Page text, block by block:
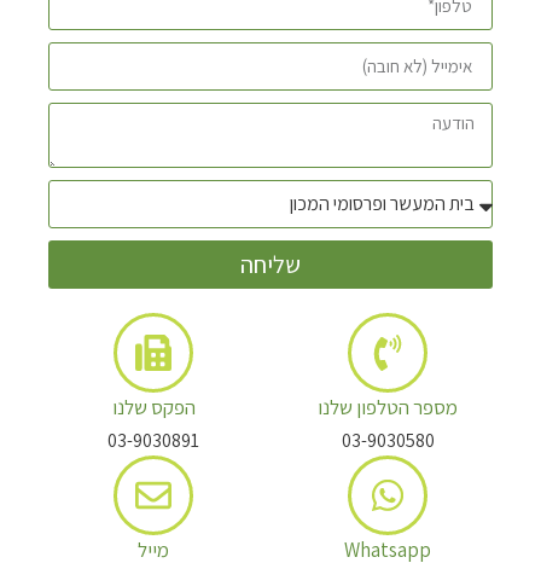
שליחה
מספר הטלפון שלנו
03-9030580
Whatsapp
הפקס שלנו
03-9030891
מייל